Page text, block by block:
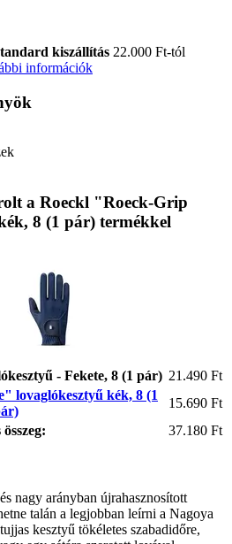
kiszállítás 22.000 Ft-tól
információk
a Roeckl "Roeck-Grip
8 (1 pár) termékkel
- Fekete, 8 (1 pár) 21.490 Ft
lovaglókesztyű kék, 8 (1
15.690 Ft
37.180 Ft
nagy arányban újrahasznosított
talán a legjobban leírni a Nagoya
kesztyű tökéletes szabadidőre,